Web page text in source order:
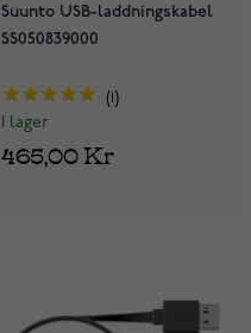
Suunto USB-laddningskabel
SS050839000
I lager
465,00 Kr